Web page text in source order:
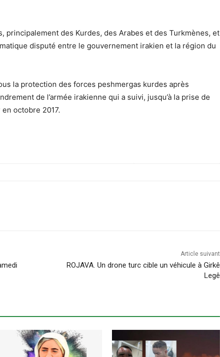
principalement des Kurdes, des Arabes et des Turkmènes, et
disputé entre le gouvernement irakien et la région du
la protection des forces peshmergas kurdes après
de l’armée irakienne qui a suivi, jusqu’à la prise de
octobre 2017.
Article suivant
ROJAVA. Un drone turc cible un véhicule à Girkê
Legê